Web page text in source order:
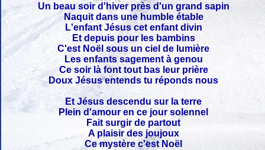
Un beau soir d'hiver près d'un grand sapin
Naquit dans une humble étable
L'enfant Jésus cet enfant divin
Et depuis pour les bambins
C'est Noël sous un ciel de lumière
Les enfants sagement à genou
Ce soir là font tout bas leur prière
Doux Jésus entends tu réponds nous
Et Jésus descendu sur la terre
Plein d'amour en ce jour solennel
Fait surgir de partout
A plaisir des joujoux
Ce mystère c'est Noël